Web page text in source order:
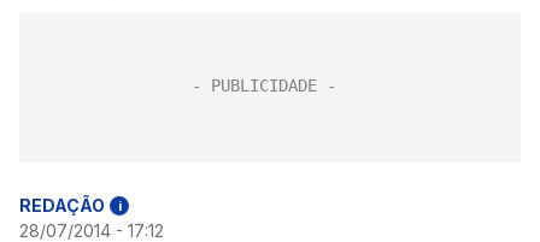
REDAÇÃO i
28/07/2014 - 17:12